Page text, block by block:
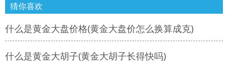
猜你喜欢
什么是黄金大盘价格(黄金大盘价怎么换算成克)
什么是黄金大胡子(黄金大胡子长得快吗)